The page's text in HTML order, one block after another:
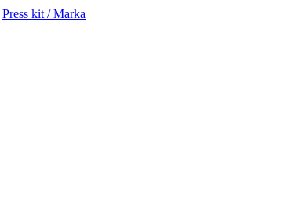
Press kit / Marka